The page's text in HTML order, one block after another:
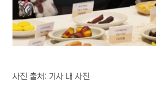
사진 출처: 기사 내 사진